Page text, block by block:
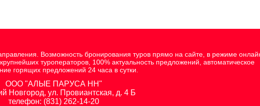
Возможность бронирования туров прямо на сайте, в режиме
туроператоров, 100% актуальность предложений, автоматическое
горящих предложений 24 часа в сутки.
ООО "АЛЫЕ ПАРУСА НН"
Новгород, ул. Провиантская, д. 4 Б
телефон: (831) 262-14-20